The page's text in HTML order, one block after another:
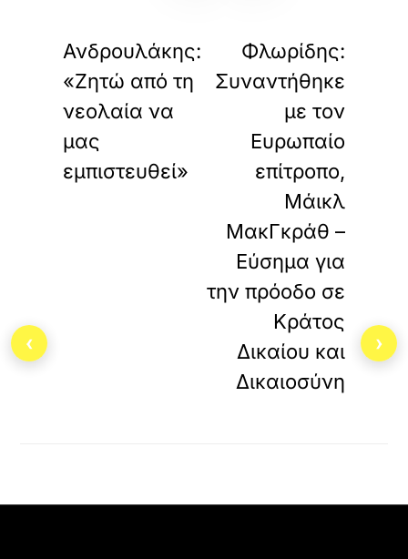
Ανδρουλάκης:
«Ζητώ από τη
νεολαία να
μας
εμπιστευθεί»
Φλωρίδης:
Συναντήθηκε
με τον
Ευρωπαίο
επίτροπο,
Μάικλ
ΜακΓκράθ –
Εύσημα για
την πρόοδο σε
Κράτος
Δικαίου και
Δικαιοσύνη
‹ ›